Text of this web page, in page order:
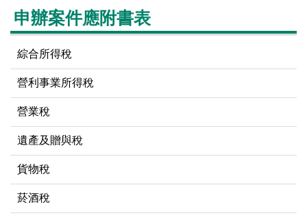
申辦案件應附書表
綜合所得稅
營利事業所得稅
營業稅
遺產及贈與稅
貨物稅
菸酒稅